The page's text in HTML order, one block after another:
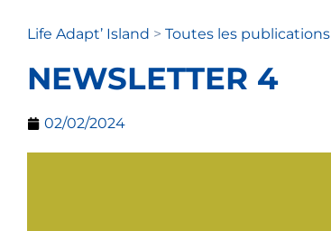
Life Adapt’ Island > Toutes les publications
NEWSLETTER 4
02/02/2024